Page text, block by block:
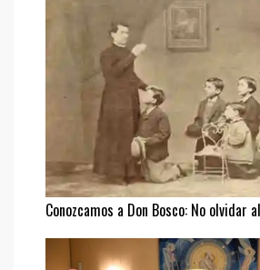
Conozcamos a Don Bosco: No olvidar